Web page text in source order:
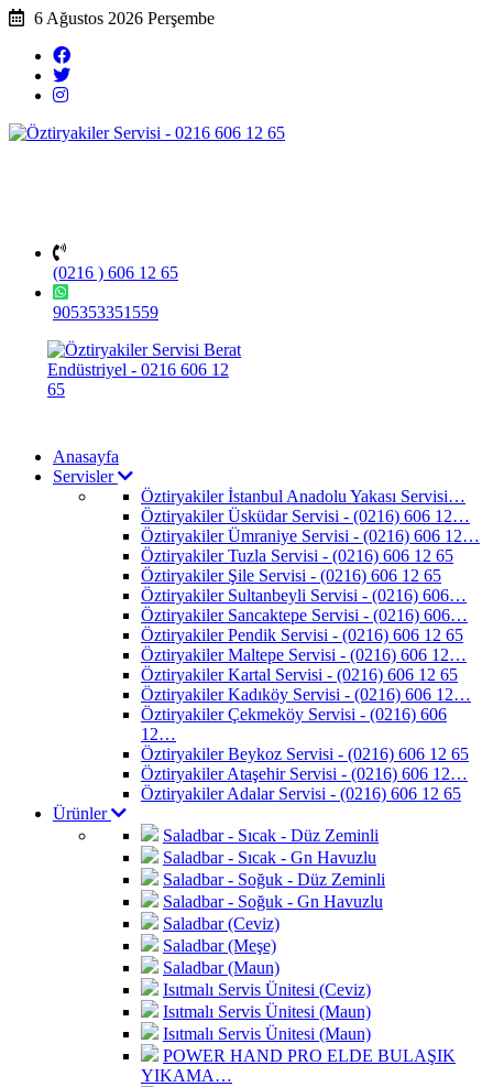
6 Ağustos 2026 Perşembe
(0216 ) 606 12 65
905353351559
Anasayfa
Servisler
Öztiryakiler İstanbul Anadolu Yakası Servisi…
Öztiryakiler Üsküdar Servisi - (0216) 606 12…
Öztiryakiler Ümraniye Servisi - (0216) 606 12…
Öztiryakiler Tuzla Servisi - (0216) 606 12 65
Öztiryakiler Şile Servisi - (0216) 606 12 65
Öztiryakiler Sultanbeyli Servisi - (0216) 606…
Öztiryakiler Sancaktepe Servisi - (0216) 606…
Öztiryakiler Pendik Servisi - (0216) 606 12 65
Öztiryakiler Maltepe Servisi - (0216) 606 12…
Öztiryakiler Kartal Servisi - (0216) 606 12 65
Öztiryakiler Kadıköy Servisi - (0216) 606 12…
Öztiryakiler Çekmeköy Servisi - (0216) 606
12…
Öztiryakiler Beykoz Servisi - (0216) 606 12 65
Öztiryakiler Ataşehir Servisi - (0216) 606 12…
Öztiryakiler Adalar Servisi - (0216) 606 12 65
Ürünler
Saladbar - Sıcak - Düz Zeminli
Saladbar - Sıcak - Gn Havuzlu
Saladbar - Soğuk - Düz Zeminli
Saladbar - Soğuk - Gn Havuzlu
Saladbar (Ceviz)
Saladbar (Meşe)
Saladbar (Maun)
Isıtmalı Servis Ünitesi (Ceviz)
Isıtmalı Servis Ünitesi (Maun)
Isıtmalı Servis Ünitesi (Maun)
POWER HAND PRO ELDE BULAŞIK
YIKAMA…